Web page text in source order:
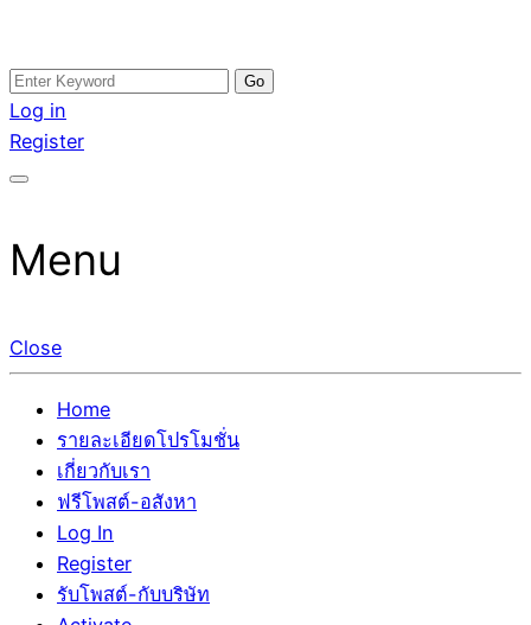
Skip
to
content
อสังหาโพสต์ รีวิวเยอะ รับจ้างโพสต์ขายบ้าน รับจ้างโพสต์อสัง
หา แตกต่างอย่างตั้งใจ รับรองผล อันดับ1 การโพสต์ขายอสังหา
กับทีมงานบริษัท บ้าน ที่ดิน คอนโด ติดGoogleหน้าแรกได้จริงๆ
รับจ้างโพสอสังหา ขายบ้าน อสังหาโพสต์ เชื่อถือได้จริง รับ
โพสต์ ที่ดิน กับทีมงานบริษัท ถูกและดีที่สุด ไม่มีค่านายหน้า
ขายได้จริงๆ ช่วยสร้างโอกาสในการขายได้มากกว่า ที่เดียว ที่
Search
for:
Log in
Register
Menu
Close
Home
รายละเอียดโปรโมชั่น
เกี่ยวกับเรา
ฟรีโพสต์-อสังหา
Log In
Register
รับโพสต์-กับบริษัท